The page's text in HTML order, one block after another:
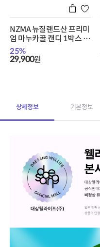
NZMA 뉴질랜드산 프리미
엄 마누카꿀 캔디 1박스 +
적립금 1,000원 증정 + 티
니핑 아르기닌 스틱 젤리 1
개 증정
25%
29,900원
상세정보 기본정보